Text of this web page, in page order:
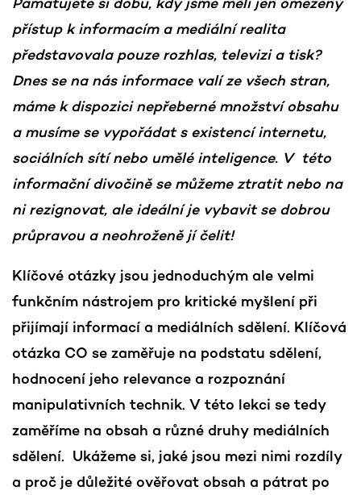
přístup k informacím a mediální realita
představovala pouze rozhlas, televizi a tisk?
Dnes se na nás informace valí ze všech stran,
máme k dispozici nepřeberné množství obsahu
a musíme se vypořádat s existencí internetu,
sociálních sítí nebo umělé inteligence. V této
informační divočině se můžeme ztratit nebo na
ni rezignovat, ale ideální je vybavit se dobrou
průpravou a neohroženě jí čelit!
Klíčové otázky jsou jednoduchým ale velmi
funkčním nástrojem pro kritické myšlení při
přijímají informací a mediálních sdělení. Klíčová
otázka CO se zaměřuje na podstatu sdělení,
hodnocení jeho relevance a rozpoznání
manipulativních technik. V této lekci se tedy
zaměříme na obsah a různé druhy mediálních
sdělení. Ukážeme si, jaké jsou mezi nimi rozdíly
a proč je důležité ověřovat obsah a pátrat po